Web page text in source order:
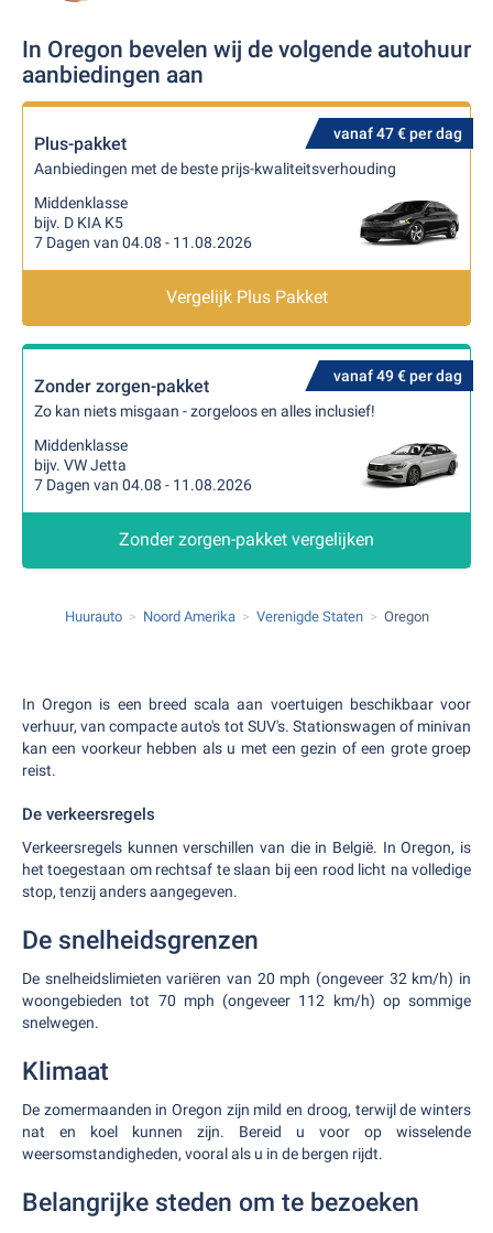
In Oregon bevelen wij de volgende autohuur
aanbiedingen aan
vanaf 47 € per dag
Plus-pakket
Aanbiedingen met de beste prijs-kwaliteitsverhouding
Middenklasse
bijv. D KIA K5
7 Dagen van 04.08 - 11.08.2026
Vergelijk Plus Pakket
vanaf 49 € per dag
Zonder zorgen-pakket
Zo kan niets misgaan - zorgeloos en alles inclusief!
Middenklasse
bijv. VW Jetta
7 Dagen van 04.08 - 11.08.2026
Zonder zorgen-pakket vergelijken
Huurauto Noord Amerika Verenigde Staten Oregon
In Oregon is een breed scala aan voertuigen beschikbaar voor
verhuur, van compacte auto's tot SUV's. Stationswagen of minivan
kan een voorkeur hebben als u met een gezin of een grote groep
reist.
De verkeersregels
Verkeersregels kunnen verschillen van die in België. In Oregon, is
het toegestaan om rechtsaf te slaan bij een rood licht na volledige
stop, tenzij anders aangegeven.
De snelheidsgrenzen
De snelheidslimieten variëren van 20 mph (ongeveer 32 km/h) in
woongebieden tot 70 mph (ongeveer 112 km/h) op sommige
snelwegen.
Klimaat
De zomermaanden in Oregon zijn mild en droog, terwijl de winters
nat en koel kunnen zijn. Bereid u voor op wisselende
weersomstandigheden, vooral als u in de bergen rijdt.
Belangrijke steden om te bezoeken